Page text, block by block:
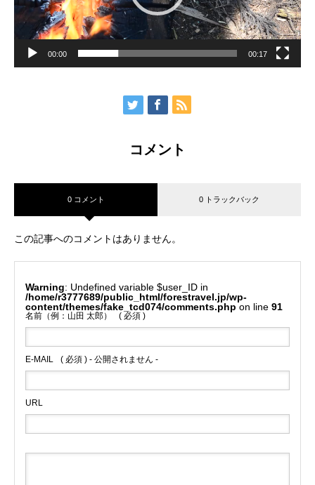
00:00 00:17
コメント
0 コメント 0 トラックバック
この記事へのコメントはありません。
Warning
: Undefined variable $user_ID in
/home/r3777689/public_html/forestravel.jp/wp-
content/themes/fake_tcd074/comments.php on line 91
名前（例：山田 太郎） ( 必須 )
E-MAIL ( 必須 ) - 公開されません -
URL